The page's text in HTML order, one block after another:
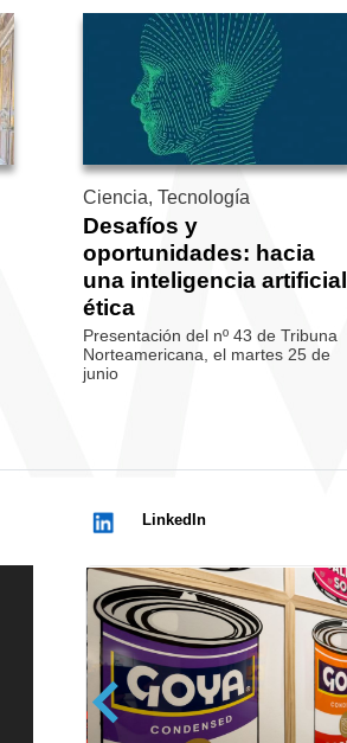
Ciencia, Tecnología
Desafíos y
oportunidades: hacia
una inteligencia artificial
ética
Presentación del nº 43 de Tribuna
Norteamericana, el martes 25 de
junio
LinkedIn